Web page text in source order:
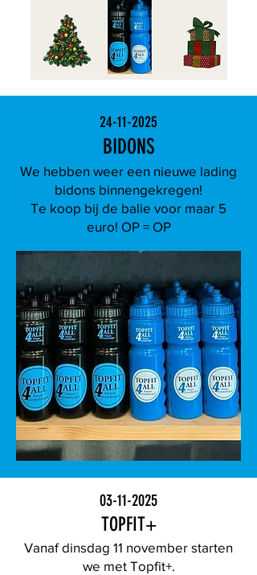
24-11-2025
BIDONS
We hebben weer een nieuwe lading
bidons binnengekregen!
Te koop bij de balie voor maar 5
euro! OP = OP
03-11-2025
TOPFIT+
Vanaf dinsdag 11 november starten
we met Topfit+.